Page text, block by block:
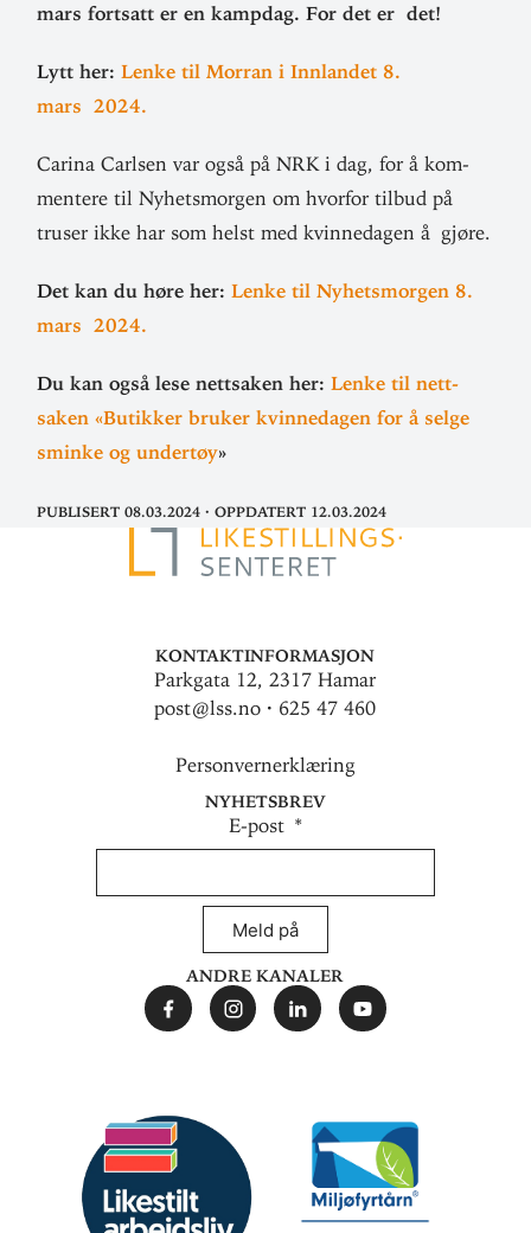
mars fortsatt er en kampdag. For det er det!
Lytt her:Lenke til Morran i Inn­landet 8.
mars 2024.
Carina Carlsen var også på NRK i dag, for å kom­
mentere til Nyhets­morgen om hvorfor tilbud på
truser ikke har som helst med kvinne­dagen å gjøre.
Det kan du høre her:Lenke til Nyhets­morgen 8.
mars 2024.
Du kan også lese nett­saken her:Lenke til nett­
saken «Butikker bruker kvinne­dagen for å selge
sminke og undertøy»
Publisert 08.03.2024· Oppdatert 12.03.2024
Kontaktinformasjon
Parkgata 12, 2317 Hamar
post@lss.no · 625 47 460
Personvernerklæring
Nyhetsbrev
E-post
Meld på
Andre kanaler